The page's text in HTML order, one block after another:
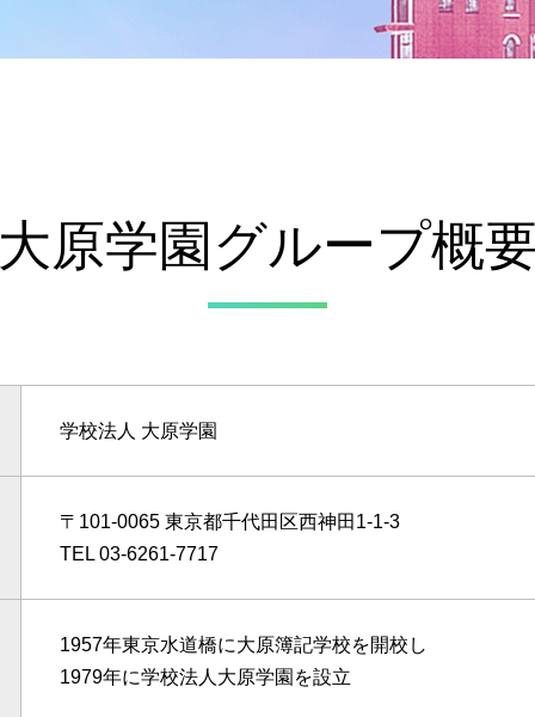
大原学園グループ概
学校法人 大原学園
〒101-0065 東京都千代田区西神田1-1-3
TEL 03-6261-7717
1957年東京水道橋に大原簿記学校を開校し
1979年に学校法人大原学園を設立